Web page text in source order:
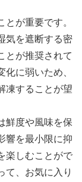
が重要です。
気を遮断する密
とが推奨されて
に弱いため、
凍することが望
鮮度や風味を保
響を最小限に抑
楽しむことがで
て、お気に入り